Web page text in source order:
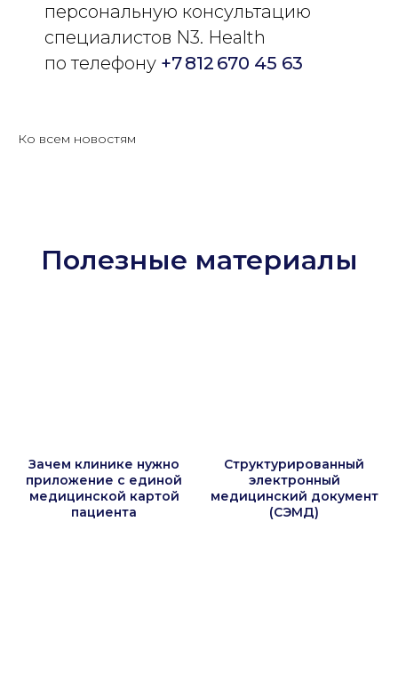
персональную консультацию
специалистов N3. Health
по телефону +7 812 670 45 63
Ко всем новостям
Полезные материалы
Зачем клинике нужно
приложение с единой
медицинской картой
пациента
Структурированный
электронный
медицинский документ
(СЭМД)